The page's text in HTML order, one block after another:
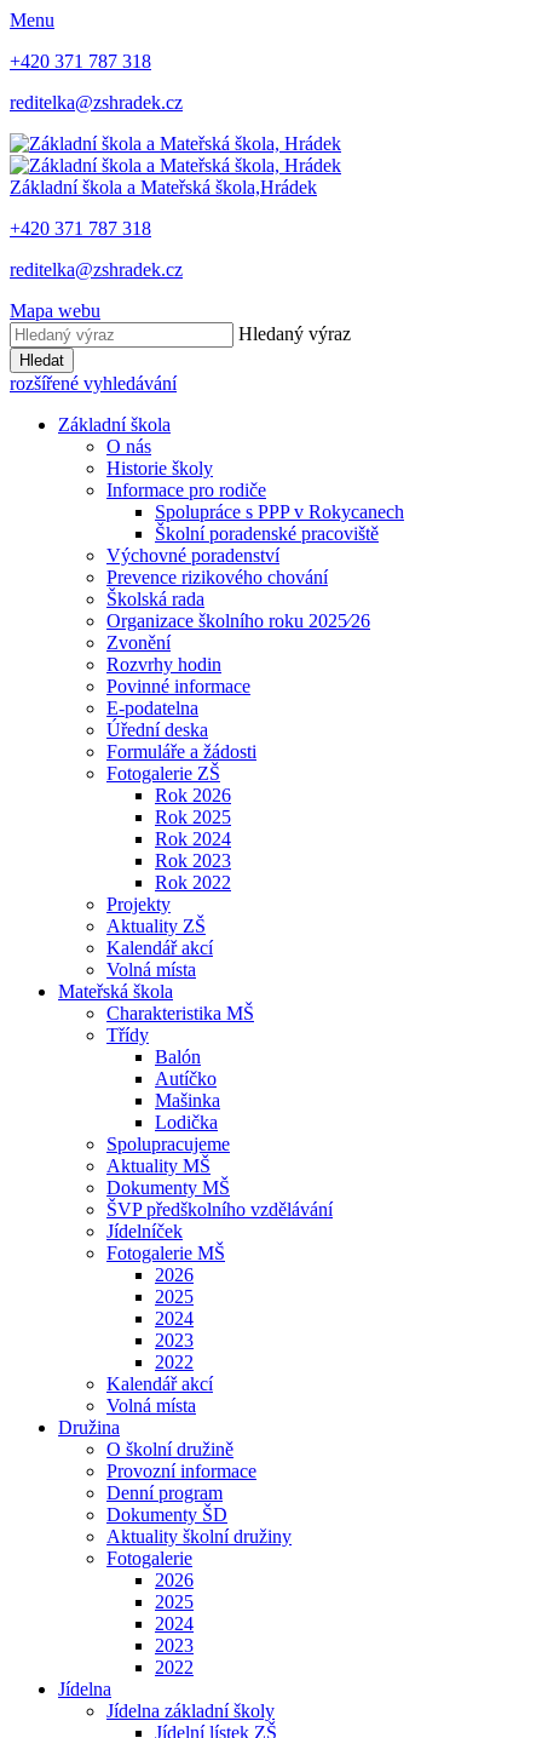
Menu
+420 371 787 318
reditelka@zshradek.cz
Základní škola a Mateřská škola,Hrádek
+420 371 787 318
reditelka@zshradek.cz
Mapa webu
Hledaný výraz
Hledat
rozšířené vyhledávání
Základní škola
O nás
Historie školy
Informace pro rodiče
Spolupráce s PPP v Rokycanech
Školní poradenské pracoviště
Výchovné poradenství
Prevence rizikového chování
Školská rada
Organizace školního roku 2025⁄26
Zvonění
Rozvrhy hodin
Povinné informace
E-podatelna
Úřední deska
Formuláře a žádosti
Fotogalerie ZŠ
Rok 2026
Rok 2025
Rok 2024
Rok 2023
Rok 2022
Projekty
Aktuality ZŠ
Kalendář akcí
Volná místa
Mateřská škola
Charakteristika MŠ
Třídy
Balón
Autíčko
Mašinka
Lodička
Spolupracujeme
Aktuality MŠ
Dokumenty MŠ
ŠVP předškolního vzdělávání
Jídelníček
Fotogalerie MŠ
2026
2025
2024
2023
2022
Kalendář akcí
Volná místa
Družina
O školní družině
Provozní informace
Denní program
Dokumenty ŠD
Aktuality školní družiny
Fotogalerie
2026
2025
2024
2023
2022
Jídelna
Jídelna základní školy
Jídelní lístek ZŠ